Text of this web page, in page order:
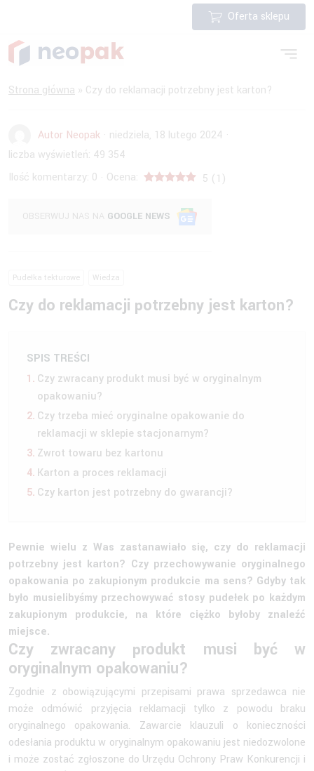
Oferta sklepu
Strona główna » Czy do reklamacji potrzebny jest karton?
Autor Neopak · niedziela, 18 lutego 2024 ·
liczba wyświetleń: 49 354
Ilość komentarzy: 0 · Ocena: 5 (1 )
OBSERWUJ NAS NA GOOGLE NEWS
Pudełka tekturowe Wiedza
Czy do reklamacji potrzebny jest karton?
SPIS TREŚCI
Czy zwracany produkt musi być w oryginalnym
opakowaniu?
Czy trzeba mieć oryginalne opakowanie do
reklamacji w sklepie stacjonarnym?
Zwrot towaru bez kartonu
Karton a proces reklamacji
Czy karton jest potrzebny do gwarancji?
Pewnie wielu z Was zastanawiało się, czy do reklamacji
potrzebny jest karton? Czy przechowywanie oryginalnego
opakowania po zakupionym produkcie ma sens? Gdyby tak
było musielibyśmy przechowywać stosy pudełek po każdym
zakupionym produkcie, na które ciężko byłoby znaleźć
miejsce.
Czy zwracany produkt musi być w
oryginalnym opakowaniu?
Zgodnie z obowiązującymi przepisami prawa sprzedawca nie
może odmówić przyjęcia reklamacji tylko z powodu braku
oryginalnego opakowania. Zawarcie klauzuli o konieczności
odesłania produktu w oryginalnym opakowaniu jest niedozwolone
i może zostać zgłoszone do Urzędu Ochrony Praw Konkurencji i